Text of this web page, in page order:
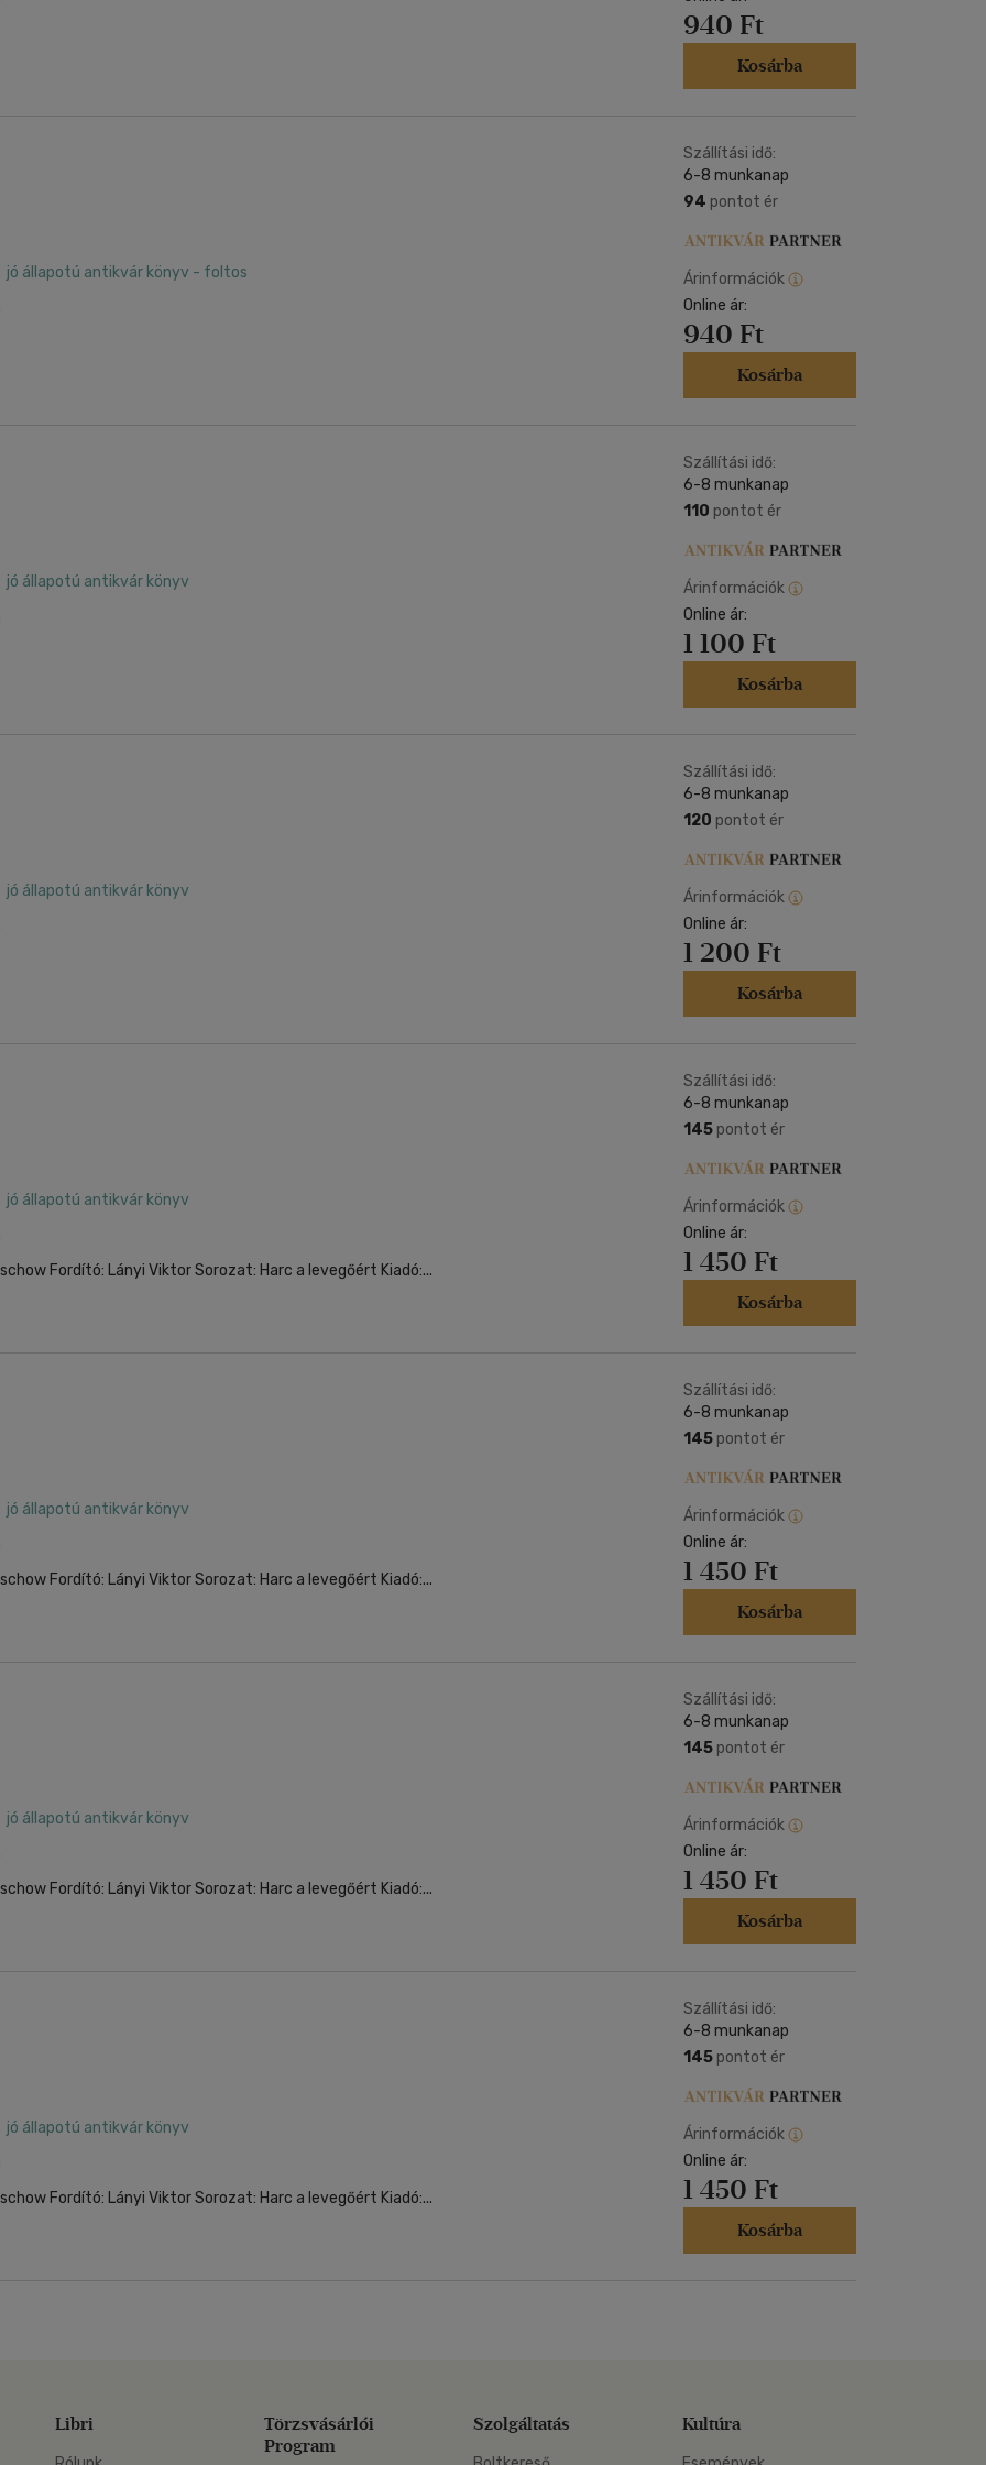
940 Ft
Kosárba
jó állapotú antikvár könyv - foltos
Szállítási idő:
6-8 munkanap
94 pontot ér
Árinformációk
Online ár:
940 Ft
Kosárba
jó állapotú antikvár könyv
Szállítási idő:
6-8 munkanap
110 pontot ér
Árinformációk
Online ár:
1 100 Ft
Kosárba
jó állapotú antikvár könyv
Szállítási idő:
6-8 munkanap
120 pontot ér
Árinformációk
Online ár:
1 200 Ft
Kosárba
jó állapotú antikvár könyv
Fordító: Lányi Viktor Sorozat: Harc a levegőért Kiadó:...
Szállítási idő:
6-8 munkanap
145 pontot ér
Árinformációk
Online ár:
1 450 Ft
Kosárba
jó állapotú antikvár könyv
Fordító: Lányi Viktor Sorozat: Harc a levegőért Kiadó:...
Szállítási idő:
6-8 munkanap
145 pontot ér
Árinformációk
Online ár:
1 450 Ft
Kosárba
jó állapotú antikvár könyv
Fordító: Lányi Viktor Sorozat: Harc a levegőért Kiadó:...
Szállítási idő:
6-8 munkanap
145 pontot ér
Árinformációk
Online ár:
1 450 Ft
Kosárba
jó állapotú antikvár könyv
Fordító: Lányi Viktor Sorozat: Harc a levegőért Kiadó:...
Szállítási idő:
6-8 munkanap
145 pontot ér
Árinformációk
Online ár:
1 450 Ft
Kosárba
Libri
Törzsvásárlói
Program
Szolgáltatás Kultúra